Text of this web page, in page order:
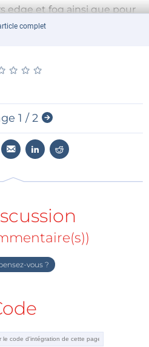
edge et fog ainsi que pour
data center sont
complet
★ ★ ★
★ ★ ★
1 / 2
vous ?